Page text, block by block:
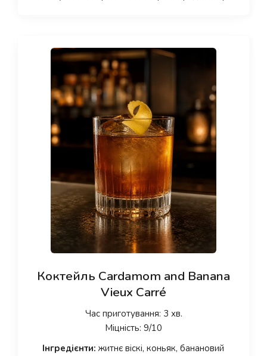
Коктейль Cardamom and Banana
Vieux Carré
Час приготування: 3 хв.
Міцність: 9/10
Інгредієнти: житнє віскі, коньяк, банановий